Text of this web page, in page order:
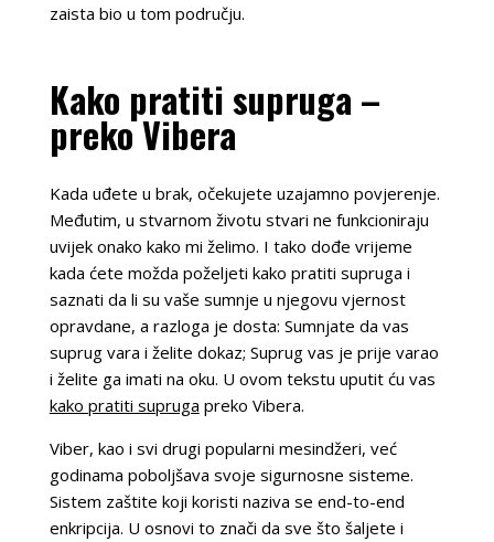
zaista bio u tom području.
Kako pratiti supruga –
preko Vibera
Kada uđete u brak, očekujete uzajamno povjerenje.
Međutim, u stvarnom životu stvari ne funkcioniraju
uvijek onako kako mi želimo. I tako dođe vrijeme
kada ćete možda poželjeti kako pratiti supruga i
saznati da li su vaše sumnje u njegovu vjernost
opravdane, a razloga je dosta: Sumnjate da vas
suprug vara i želite dokaz; Suprug vas je prije varao
i želite ga imati na oku. U ovom tekstu uputit ću vas
kako pratiti supruga preko Vibera.
Viber, kao i svi drugi popularni mesindžeri, već
godinama poboljšava svoje sigurnosne sisteme.
Sistem zaštite koji koristi naziva se end-to-end
enkripcija. U osnovi to znači da sve što šaljete i